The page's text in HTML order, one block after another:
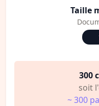
Taille
300
soit
~ 300